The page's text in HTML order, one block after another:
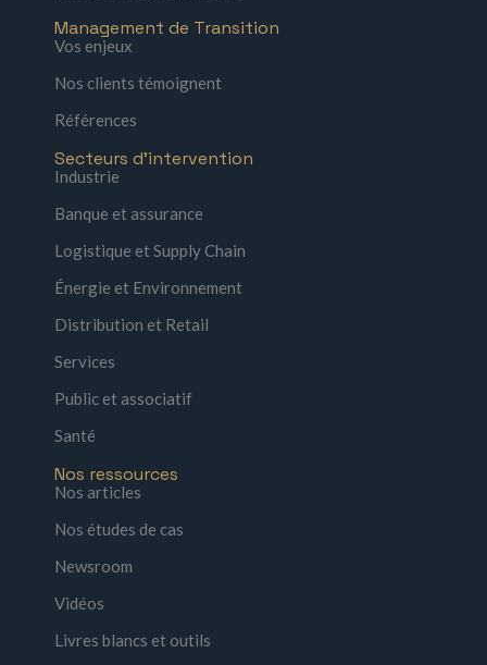
Management de Transition
Vos enjeux
Nos clients témoignent
Références
Secteurs d'intervention
Industrie
Banque et assurance
Logistique et Supply Chain
Énergie et Environnement
Distribution et Retail
Services
Public et associatif
Santé
Nos ressources
Nos articles
Nos études de cas
Newsroom
Vidéos
Livres blancs et outils